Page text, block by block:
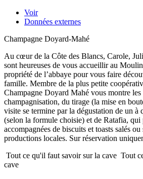
Voir
Données externes
Champagne Doyard-Mahé
Au cœur de la Côte des Blancs, Carole,
sont heureuses de vous accueillir au
propriété de l’abbaye pour vous faire
famille. Membre de la plus petite
Champagne Doyard Mahé vous montre les
champagnisation, du tirage (la mise en
visite se termine par la dégustation de un à
(selon la formule choisie) et de Ratafia, qui
accompagnées de biscuits et toasts salés ou
productions locales. Sur réservation
Tout ce qu'il faut savoir sur la cave Tout
cave